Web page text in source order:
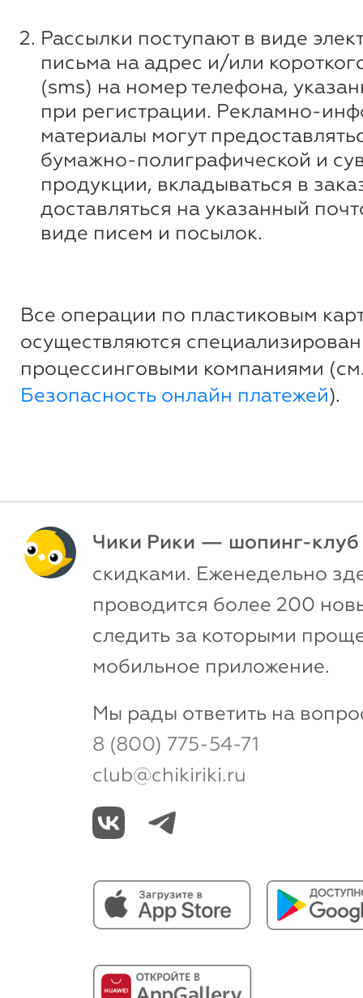
Рассылки поступают в виде
письма на адрес и/или
(sms) на номер телефона,
при регистрации. Рекламно-
материалы могут
бумажно-полиграфической и
продукции, вкладываться в
доставляться на указанный
виде писем и посылок.
Все операции по пластиковым
осуществляются
процессинговыми компаниями
Безопасность онлайн платежей).
Чики Рики — шопинг-клуб
скидками. Еженедельно
проводится более 200
следить за которыми
мобильное приложение.
Мы рады ответить на
8 (800) 775-54-71
club@chikiriki.ru